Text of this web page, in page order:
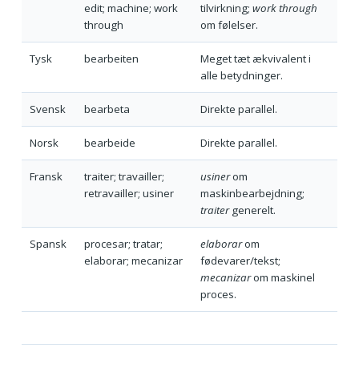
edit; machine; work
through
tilvirkning; work through
om følelser.
Tysk bearbeiten
Meget tæt ækvivalent i
alle betydninger.
Svensk bearbeta Direkte parallel.
Norsk bearbeide Direkte parallel.
Fransk
traiter; travailler;
retravailler; usiner
usinerom
maskinbearbejdning;
traitergenerelt.
Spansk
procesar; tratar;
elaborar; mecanizar
elaborarom
fødevarer/tekst;
mecanizarom maskinel
proces.